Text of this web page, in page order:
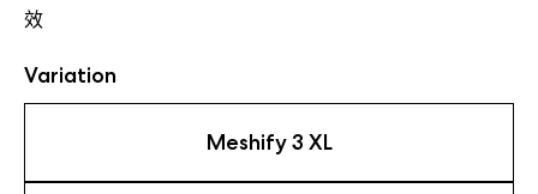
效
Variation
Meshify 3 XL